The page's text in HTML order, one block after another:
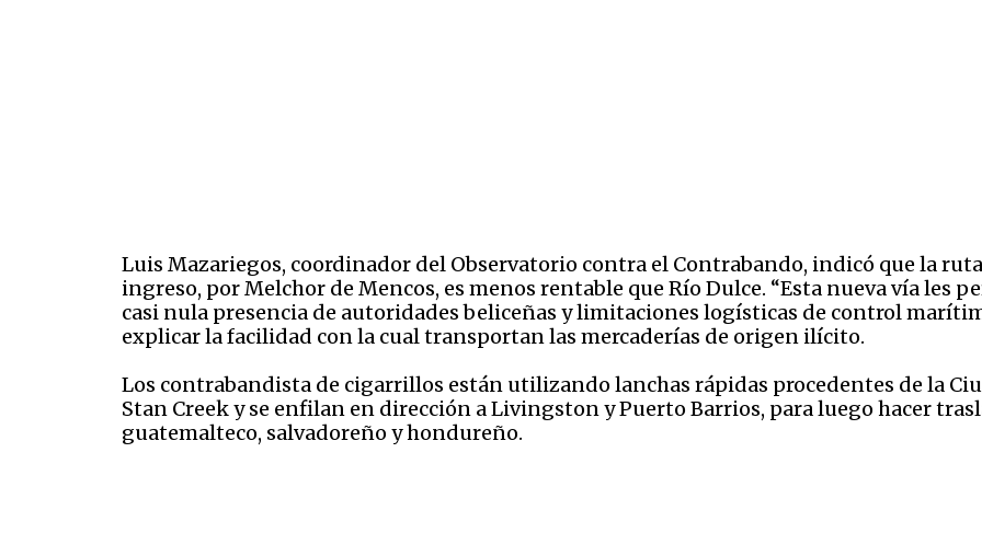
Luis Mazariegos, coordinador del Observatorio contra el Contrabando, indicó que la
ingreso, por Melchor de Mencos, es menos rentable que Río Dulce. “Esta nueva vía les
casi nula presencia de autoridades beliceñas y limitaciones logísticas de control
explicar la facilidad con la cual transportan las mercaderías de origen ilícito.
Los contrabandista de cigarrillos están utilizando lanchas rápidas procedentes de la
Stan Creek y se enfilan en dirección a Livingston y Puerto Barrios, para luego hacer
guatemalteco, salvadoreño y hondureño.